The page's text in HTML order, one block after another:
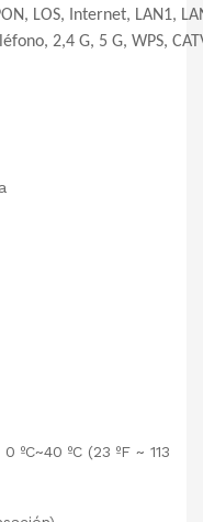
LOS, Internet, LAN1,
2,4 G, 5 G, WPS,
ºC (23 ºF ~ 113